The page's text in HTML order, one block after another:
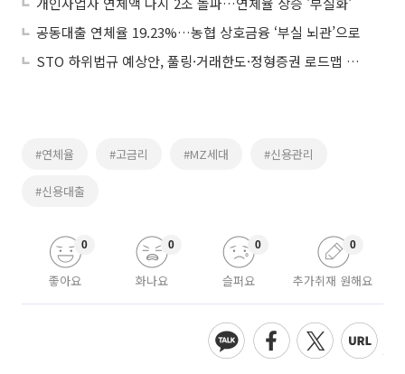
공동대출 연체율 19.23%…농협 상호금융 ‘부실 뇌관’으로
STO 하위법규 예상안, 풀링·거래한도·정형증권 로드맵 제시
#연체율 #고금리 #MZ세대 #신용관리
#신용대출
좋아요
0
화나요
0
슬퍼요
0
추가취재 원해요
0